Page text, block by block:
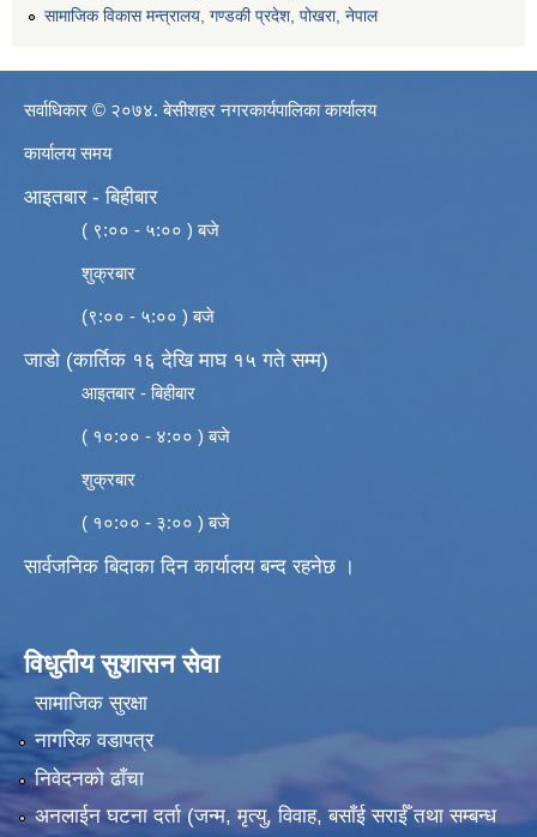
सामाजिक विकास मन्त्रालय, गण्डकी प्रदेश, पोखरा, नेपाल
सर्वाधिकार © २०७४. बेसीशहर नगरकार्यपालिका कार्यालय
कार्यालय समय
आइतबार - बिहीबार
( ९:०० - ५:०० ) बजे
शुक्रबार
(९:०० - ५:०० ) बजे
जाडो (कार्तिक १६ देखि माघ १५ गते सम्म)
आइतबार - बिहीबार
( १०:०० - ४:०० ) बजे
शुक्रबार
( १०:०० - ३:०० ) बजे
सार्वजनिक बिदाका दिन कार्यालय बन्द रहनेछ ।
विधुतीय सुशासन सेवा
सामाजिक सुरक्षा
नागरिक वडापत्र
निवेदनको ढाँचा
अनलाईन घटना दर्ता (जन्म, मृत्यु, विवाह, बसाँई सराईँ तथा सम्बन्ध